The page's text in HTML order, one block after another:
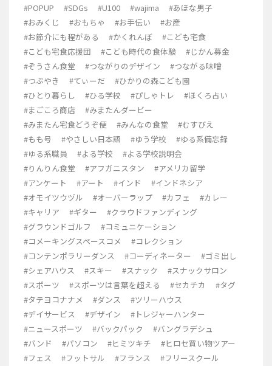
#POPUP
#SDGs #U100 #wajima
#あほな男子
#おみくじ
#おもちゃ #お手伝い
#お産
#お節介にも程がある
#かくれんぼ
#こども宅食
#こども宅食応援団
#こども時代の食体験
#じかん募金
#ぞうさん食堂
#つながりのデザイン
#つながる味噌
#つぶやき
#てぃーだ
#ひかりの森こども園
#ひとり暮らし
#ひる学校 #ぴしゃトレ
#ほくろ占い
#まごころ商店
#みまたんダービー
#みまたん宅食どうぞ便
#みんなの食堂
#むすびえ
#もも号
#やさしい日本語 #ゆう学校
#ゆる系備忘録
#ゆる系職員
#よる学校
#よる学校説明会
#りんりん食堂
#アフガニスタン
#アメリカ留学
#アンケート
#アート #インド
#インドネシア
#オモイツウヅル
#オーバーラップ #カフェ
#カレー
#キャリア
#ギター
#クラウドファンディング
#グラウンドゴルフ
#コミュニケーション
#コメーキングスペースコメ
#コレクション
#コンテンポラリーダンス
#コーディネーター
#ゴミ出し
#シェアハウス
#スキー #スナック
#スナックサロン
#スポーツ
#スポーツは言葉を超える #セカチカ
#タグ
#タテヨコナナメ
#ダンス
#ツリーハウス
#デイサービス
#デザイン
#トレジャーハンター
#ニュースポーツ
#バックパック
#バングラデシュ
#バンド
#パソコン #ヒミツキチ
#ヒロセ買い物ツアー
#フェス
#フットサル #フランス
#フリースクール